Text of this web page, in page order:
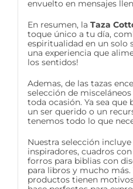
envuelto en mensajes
En resumen, la Taza
toque único a tu día,
espiritualidad en un solo
una experiencia que
los sentidos!
Ademas, de las tazas
selección de
toda ocasión. Ya sea que
un ser querido o un
tenemos todo lo que
Nuestra selección
inspiradores, cuadros
forros para biblias con
para libros y mucho más.
productos tienen